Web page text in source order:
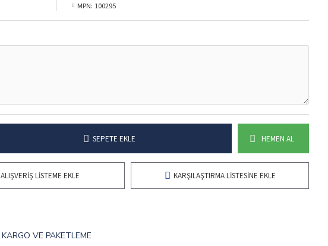
MPN: 100295
SEPETE EKLE HEMEN AL
ALIŞVERIŞ LISTEME EKLE KARŞILAŞTIRMA LISTESINE EKLE
KARGO VE PAKETLEME